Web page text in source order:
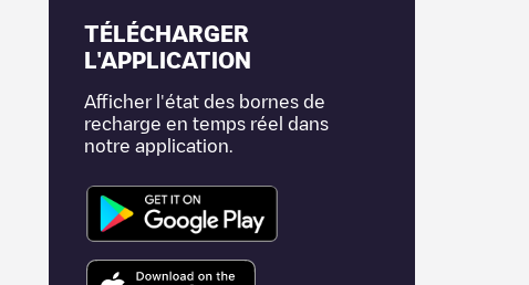
TÉLÉCHARGER
L'APPLICATION
Afficher l'état des bornes de
recharge en temps réel dans
notre application.